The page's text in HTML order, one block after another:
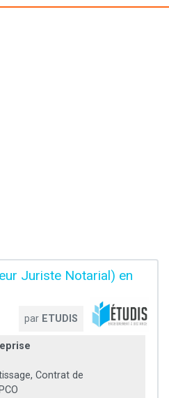
Juriste Notarial) en
par ETUDIS
Contrat de